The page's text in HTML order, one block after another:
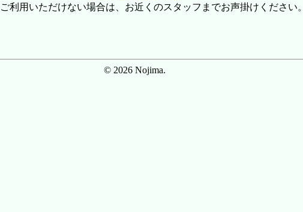
利用いただけない場合は、お近くのスタッフまでお声掛けください。
© 2026 Nojima.